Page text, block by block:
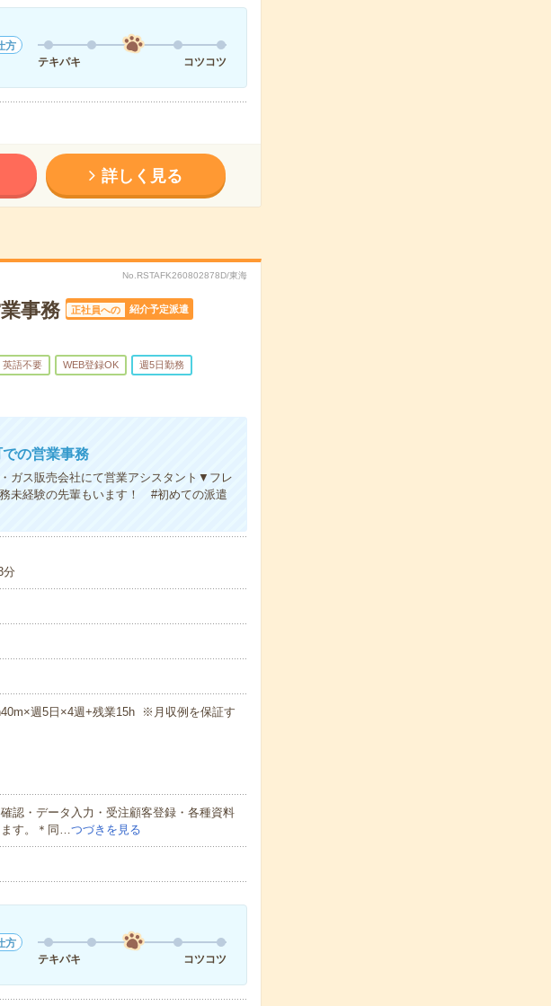
方
テキパキ
コツコツ
詳しく見る
No.RSTAFK260802878D/東海
事務 正社員への 紹介予定派遣
英語不要 WEB登録OK 週5日勤務
の営業事務
ガス販売会社にて営業アシスタント▼フレ
未経験の先輩もいます！ #初めての派遣
分
週5日×4週+残業15h ※月収例を保証す
認・データ入力・受注顧客登録・各種資料
ます。＊同…つづきを見る
方
テキパキ
コツコツ